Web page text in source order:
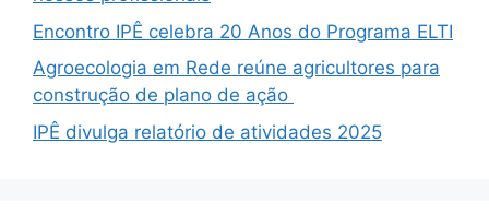
Encontro IPÊ celebra 20 Anos do Programa ELTI
Agroecologia em Rede reúne agricultores para
construção de plano de ação
IPÊ divulga relatório de atividades 2025